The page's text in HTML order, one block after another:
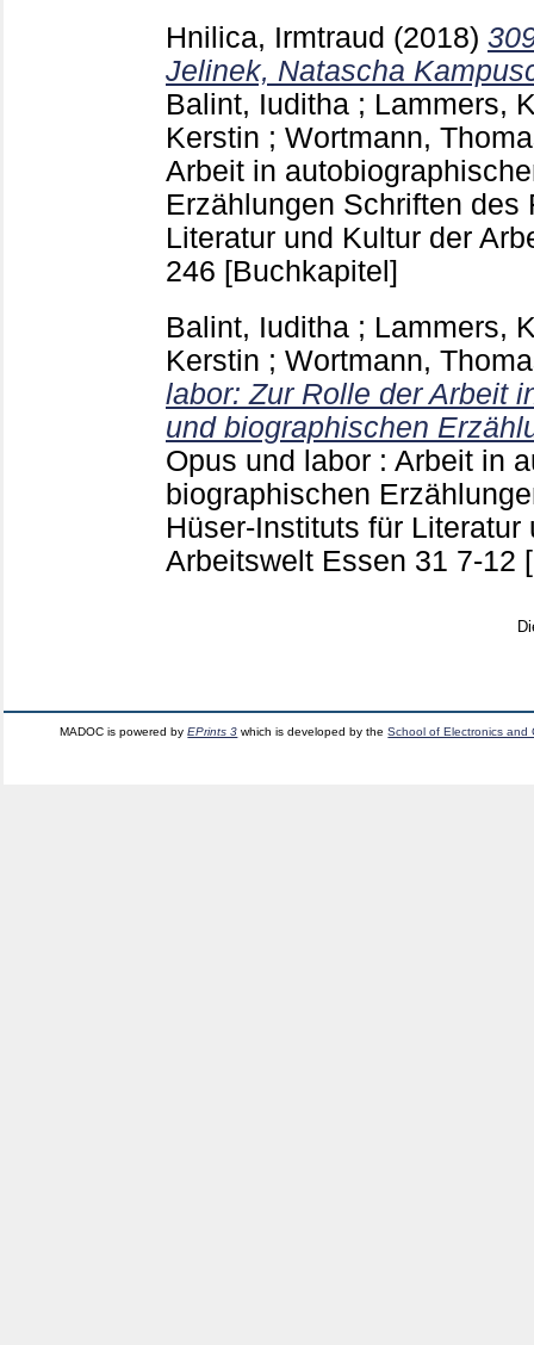
Hnilica, Irmtraud (2018)
Jelinek, Natascha
Balint, Iuditha ; Lammers,
Kerstin ; Wortmann,
Arbeit in
Erzählungen Schriften des
Literatur und Kultur der
246 [Buchkapitel]
Balint, Iuditha ; Lammers,
Kerstin ; Wortmann,
labor: Zur Rolle der Arbeit
und biographischen
Opus und labor : Arbeit in
biographischen
Hüser-Instituts für Literatur
Arbeitswelt Essen 31 7-12
MADOC is powered byEPrints 3 which is developed by theSchool of Electronics and